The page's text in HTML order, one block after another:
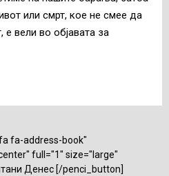
или смрт, кое не смее да
е вели во објавата за
fa-address-book"
full="1" size="large"
Денес [/penci_button]